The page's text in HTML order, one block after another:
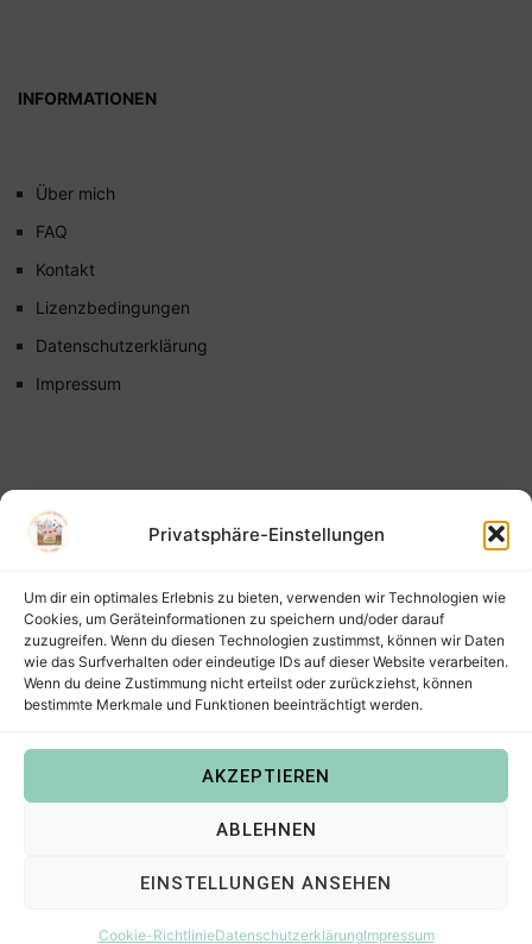
Privatsphäre-Einstellungen
Um dir ein optimales Erlebnis zu bieten, verwenden wir Technologien wie
Cookies, um Geräteinformationen zu speichern und/oder darauf
zuzugreifen. Wenn du diesen Technologien zustimmst, können wir Daten
wie das Surfverhalten oder eindeutige IDs auf dieser Website verarbeiten.
Wenn du deine Zustimmung nicht erteilst oder zurückziehst, können
bestimmte Merkmale und Funktionen beeinträchtigt werden.
AKZEPTIEREN
ABLEHNEN
EINSTELLUNGEN ANSEHEN
Cookie-RichtlinieDatenschutzerklärungImpressum
INFORMATIONEN
Über mich
FAQ
Kontakt
Lizenzbedingungen
Datenschutzerklärung
Impressum
Copyright © 2022Steffis Kreativkiste – Plotterdateien,
Digistamps und Freebies in SVG, PNG, DXF, EPS & PDF